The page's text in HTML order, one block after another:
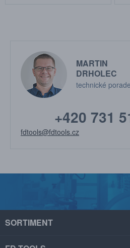
MARTIN
DRHOLEC
technické
+420 731
fdtools@fdtools.cz
SORTIMENT